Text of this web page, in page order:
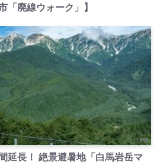
「廃線ウォーク」】
PR
延長！ 絶景避暑地「白馬岩岳マ